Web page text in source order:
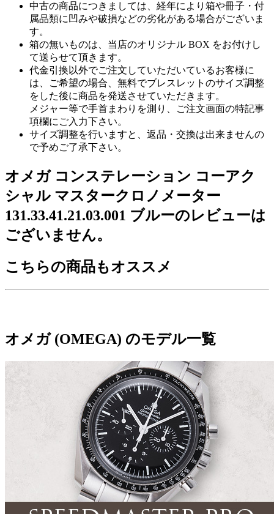
中古の商品につきましては、経年により箱や冊子・付
属品類に凹みや破損などの劣化がある場合がございま
す。
箱の無いものは、当店のオリジナル BOX をお付けし
て送らせて頂きます。
代金引換以外でご注文していただいているお客様に
は、ご希望の場合、無料でブレスレットのサイズ調整
をした後に商品を発送させていただきます。
メジャー等で手首まわりを測り、ご注文画面の特記事
項欄にご入力下さい。
サイズ調整を行いますと、返品・交換は出来ませんの
で予めご了承下さい。
オメガ コンステレーション コーアク
シャル マスタークロノメーター
131.33.41.21.03.001 ブルーのレビューは
ございません。
こちらの商品もオススメ
オメガ (OMEGA) のモデル一覧